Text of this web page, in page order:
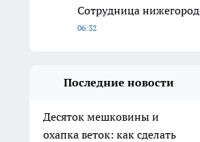
Сотрудница
06:32
Последние новости
Десяток мешковины и
охапка веток: как сделать